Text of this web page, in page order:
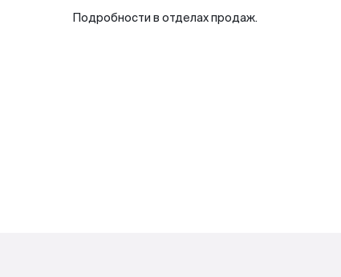
Подробности в отделах продаж.